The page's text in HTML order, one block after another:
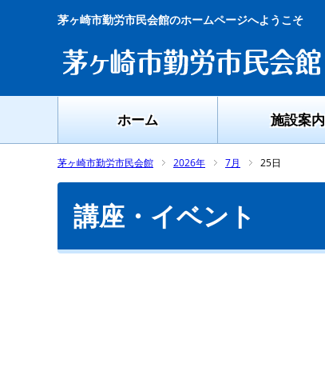
茅ヶ崎市勤労市民会館のホームページへようこそ
ホーム 施設案内
茅ヶ崎市勤労市民会館 2026年 7月 25日
講座・イベント